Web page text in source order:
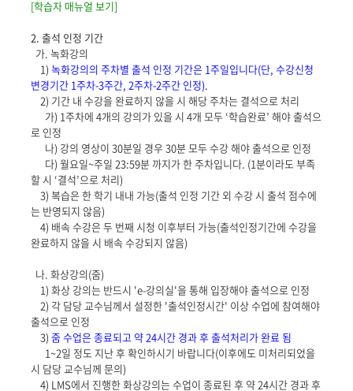
[학습자 매뉴얼 보기]
2. 출석 인정 기간
가. 녹화강의
1)녹화강의의 주차별 출석 인정 기간은 1주일입니다(단, 수강신청
변경기간 1주차-3주간, 2주차-2주간 인정).
2) 기간 내 수강을 완료하지 않을 시 해당 주차는 결석으로 처리
가) 1주차에 4개의 강의가 있을 시 4개 모두 ‘학습완료’ 해야 출석으
로 인정
나) 강의 영상이 30분일 경우 30분 모두 수강 해야 출석으로 인정
다) 월요일~주일 23:59분 까지가 한 주차입니다. (1분이라도 부족
할 시 ‘결석’으로 처리)
3) 복습은 한 학기 내내 가능(출석 인정 기간 외 수강 시 출석 점수에
는 반영되지 않음)
4) 배속 수강은 두 번째 시청 이후부터 가능(출석인정기간에 수강을
완료하지 않을 시 배속 수강되지 않음)
나. 화상강의(줌)
1) 화상 강의는 반드시 'e-강의실'을 통해 입장해야 출석으로 인정
2) 각 담당 교수님께서 설정한 '출석인정시간' 이상 수업에 참여해야
출석으로 인정
3)줌 수업은 종료되고 약 24시간 경과 후 출석처리가 완료 됨
1~2일 정도 지난 후 확인하시기 바랍니다(이후에도 미처리되었을
시 담당 교수님께 문의)
4) LMS에서 진행한 화상강의는 수업이 종료된 후 약 24시간 경과 후